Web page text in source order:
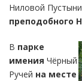
Ниловой
преподобного
В парке
имения Чёрный
Ручей на месте